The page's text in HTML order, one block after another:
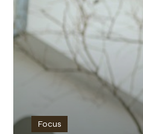
Focus